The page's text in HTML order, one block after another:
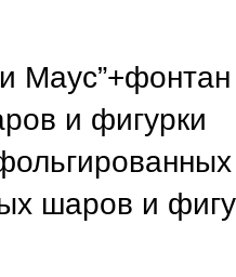
Маус”+фонтан
и фигурки
шаров и